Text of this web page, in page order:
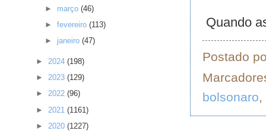
Quando
Postado
bolsonaro
► março(46)
►fevereiro(113)
► janeiro(47)
► 2024 (198)
► 2023 (129)
► 2022 (96)
► 2021 (1161)
► 2020 (1227)